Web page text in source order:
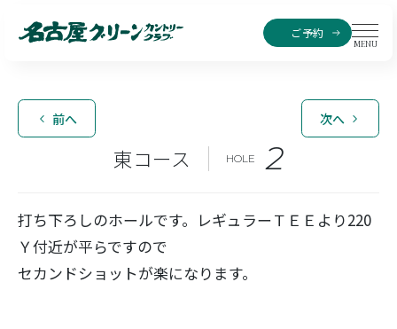
ご予約
MENU
前へ 次へ
東コース HOLE 2
打ち下ろしのホールです。レギュラーＴＥＥより220
Ｙ付近が平らですので
セカンドショットが楽になります。